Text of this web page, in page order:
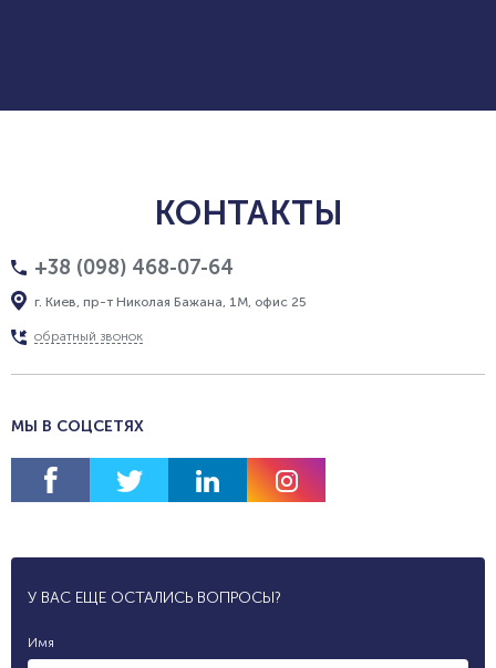
КОНТАКТЫ
+38 (098) 468-07-64
г. Киев, пр-т Николая Бажана, 1М, офис 25
обратный звонок
МЫ В СОЦСЕТЯХ
У ВАС ЕЩЕ ОСТАЛИСЬ ВОПРОСЫ?
Имя